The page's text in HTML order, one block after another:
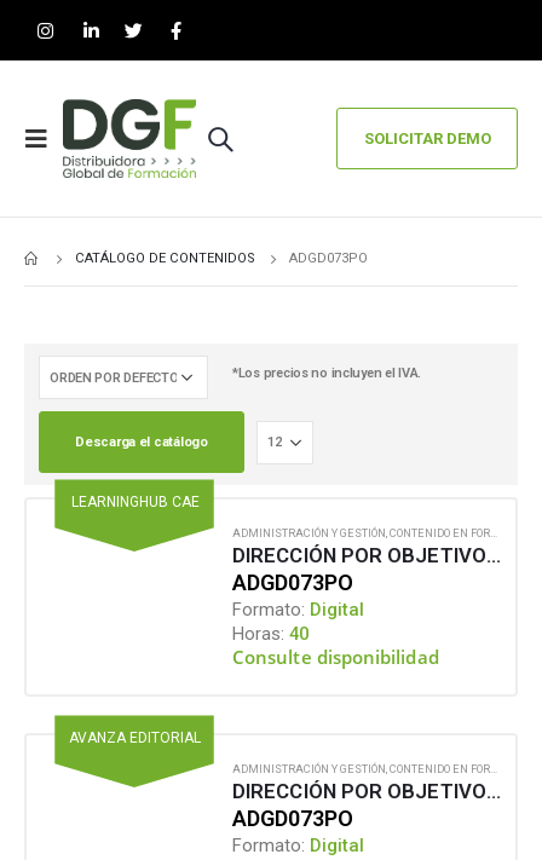
SOLICITAR DEMO
CATÁLOGO DE CONTENIDOS ADGD073PO
*Los precios no incluyen el IVA.
Descarga el catálogo
LEARNINGHUB CAE
ADMINISTRACIÓN Y GESTIÓN CONTENIDO EN FORMATO DIGITAL
DIRECCIÓN POR OBJETIVOS Y GESTIÓN DEL DESEMPEÑO
ADGD073PO
Formato: Digital
Horas: 40
Consulte disponibilidad
AVANZA EDITORIAL
ADMINISTRACIÓN Y GESTIÓN CONTENIDO EN FORMATO DIGITAL
DIRECCIÓN POR OBJETIVOS Y GESTIÓN DEL DESEMPEÑO
ADGD073PO
Formato: Digital